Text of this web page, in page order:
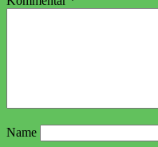
Name